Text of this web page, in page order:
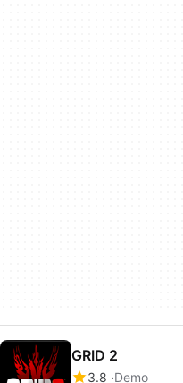
GRID 2
3.8 Demo